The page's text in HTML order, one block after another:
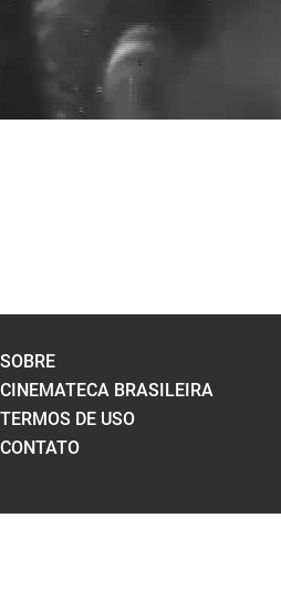
SOBRE
CINEMATECA BRASILEIRA
TERMOS DE USO
CONTATO